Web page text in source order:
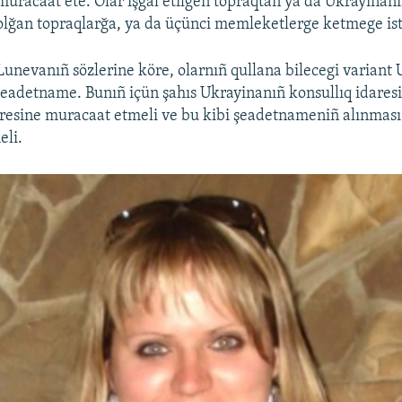
topraqlarğa, ya da üçünci memleketlerge ketmege
sözlerine köre, olarnıñ qullana bilecegi variant
Bunıñ içün şahıs Ukrayinanıñ konsullıq
muracaat etmeli ve bu kibi şeadetnameniñ